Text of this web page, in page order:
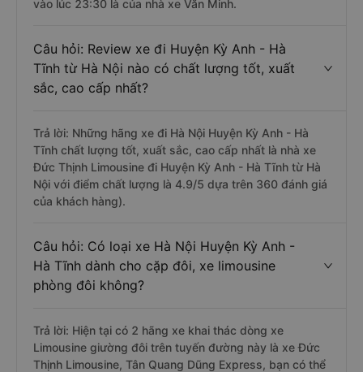
vào lúc 23:30 là của nhà xe Văn Minh.
Câu hỏi: Review xe đi Huyện Kỳ Anh - Hà
Tĩnh từ Hà Nội nào có chất lượng tốt, xuất
sắc, cao cấp nhất?
Trả lời: Những hãng xe đi Hà Nội Huyện Kỳ Anh - Hà
Tĩnh chất lượng tốt, xuất sắc, cao cấp nhất là nhà xe
Đức Thịnh Limousine đi Huyện Kỳ Anh - Hà Tĩnh từ Hà
Nội với điểm chất lượng là 4.9/5 dựa trên 360 đánh giá
của khách hàng).
Câu hỏi: Có loại xe Hà Nội Huyện Kỳ Anh -
Hà Tĩnh dành cho cặp đôi, xe limousine
phòng đôi không?
Trả lời: Hiện tại có 2 hãng xe khai thác dòng xe
Limousine giường đôi trên tuyến đường này là xe Đức
Thịnh Limousine, Tân Quang Dũng Express, bạn có thể